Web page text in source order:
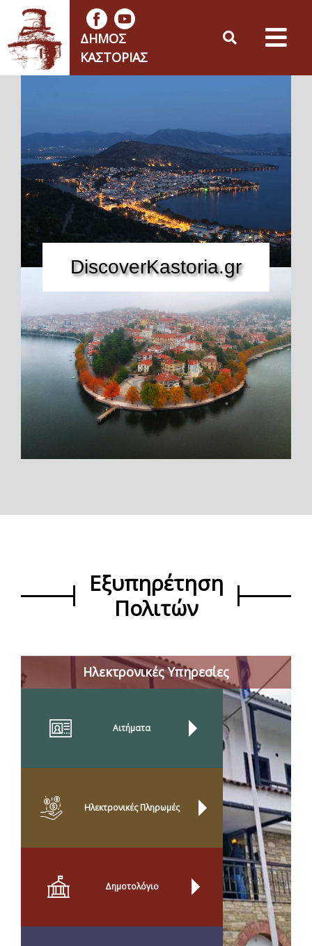
ΔΉΜΟΣ
ΚΑΣΤΟΡΙΆΣ
DiscoverKastoria.gr
Εξυπηρέτηση
Πολιτών
Ηλεκτρονικές Υπηρεσίες
Αιτήματα
Ηλεκτρονικές Πληρωμές
Δημοτολόγιο